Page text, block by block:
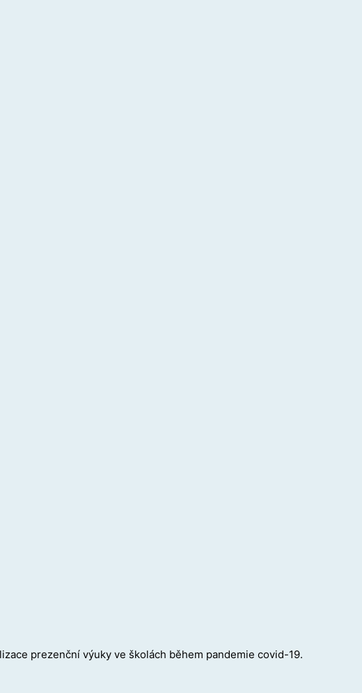
prezenční výuky ve školách během pandemie covid-19.